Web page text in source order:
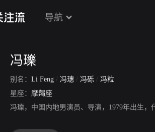
导航
冯瓅
别名： Li Feng / 冯璤 / 冯砾 / 冯粒
星座： 摩羯座
冯瓅，中国内地男演员、导演，1979年出生